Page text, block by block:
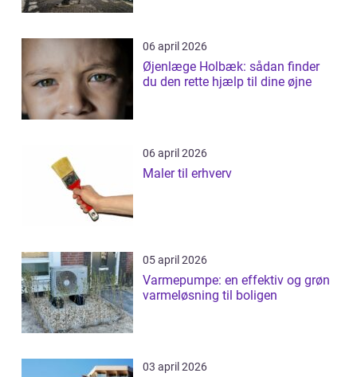
06 april 2026
Øjenlæge Holbæk: sådan finder
du den rette hjælp til dine øjne
06 april 2026
Maler til erhverv
05 april 2026
Varmepumpe: en effektiv og grøn
varmeløsning til boligen
03 april 2026